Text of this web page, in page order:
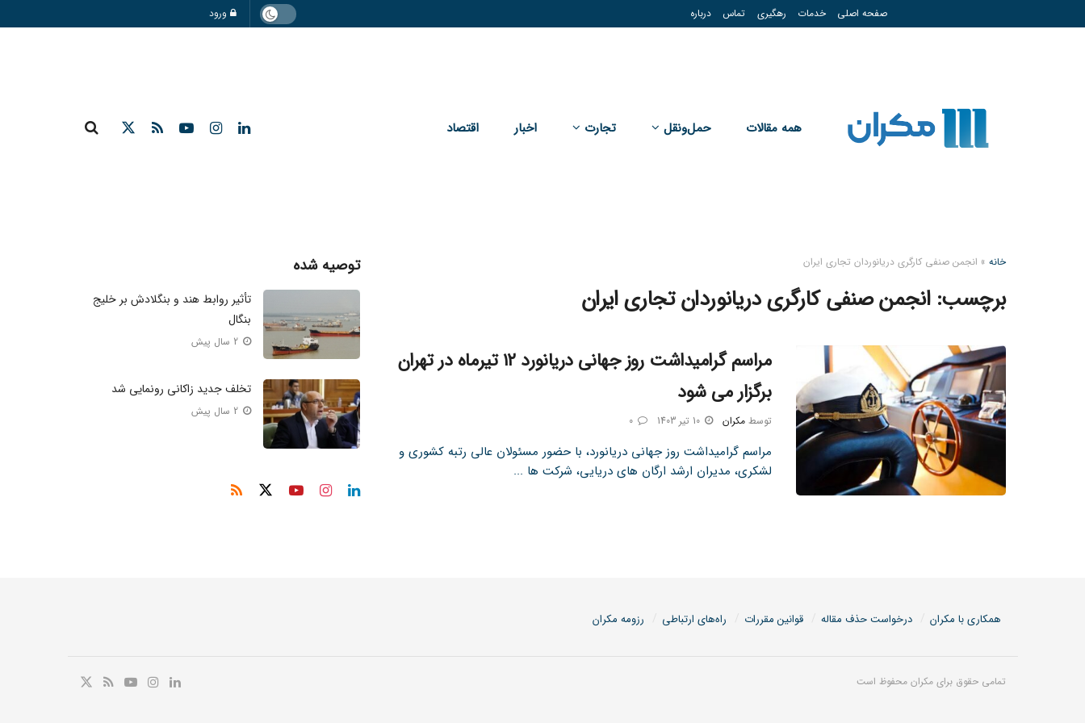
صفحه اصلی خدمات رهگیری تماس درباره ورود
همه مقالات حمل‌و‌نقل تجارت اخبار اقتصاد
خانه » انجمن صنفی کارگری دریانوردان تجاری ایران
برچسب:انجمن صنفی کارگری دریانوردان تجاری ایران
مراسم گرامیداشت روز جهانی دریانورد ۱۲ تیرماه در تهران
برگزار می شود
توسط مکران 10 تیر 1403 0
مراسم گرامیداشت روز جهانی دریانورد، با حضور مسئولان عالی رتبه کشوری و
لشکری، مدیران ارشد ارگان های دریایی، شرکت ها ...
توصیه شده
تأثیر روابط هند و بنگلادش بر خلیج
بنگال
2 سال پیش
تخلف جدید زاکانی رونمایی شد
2 سال پیش
همکاری با مکران درخواست حذف مقاله قوانین مقررات راه‌های ارتباطی رزومه مکران
تمامی حقوق برای مکران محفوظ است